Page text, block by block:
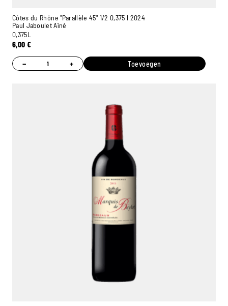
Côtes du Rhône "Parallèle 45" 1/2 0,375 l 2024
Paul Jaboulet Aîné
0,375L
6,00 €
− + Toevoegen